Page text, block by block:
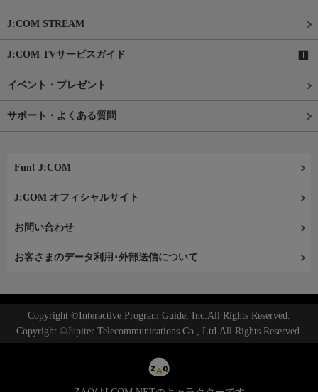
J:COM STREAM
J:COM TVサービスガイド
イベント・プレゼント
サポート・よくある質問
Fun! J:COM
J:COM オフィシャルサイト
お問い合わせ
お客さまのデータ利用･外部送信について
Copyright ©Interactive Program Guide, Inc.All Rights Reserved.
Copyright ©Jupiter Telecommunications Co., Ltd.All Rights Reserved.